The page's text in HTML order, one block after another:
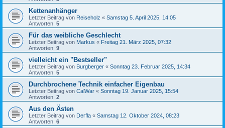
Kettenanhänger
Letzter Beitrag von Reiseholz « Samstag 5. April 2025, 14:05
Antworten: 5
Für das weibliche Geschlecht
Letzter Beitrag von Markus « Freitag 21. März 2025, 07:32
Antworten: 9
vielleicht ein "Bestseller"
Letzter Beitrag von Burgberger « Sonntag 23. Februar 2025, 14:34
Antworten: 5
Durchbrochene Technik einfacher Eigenbau
Letzter Beitrag von CalWar « Sonntag 19. Januar 2025, 15:54
Antworten: 2
Aus den Ästen
Letzter Beitrag von Derfla « Samstag 12. Oktober 2024, 08:23
Antworten: 6